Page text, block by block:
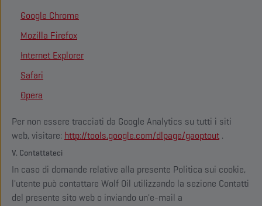
Google Chrome
Mozilla Firefox
Internet Explorer
Safari
Opera
Per non essere tracciati da Google Analytics su tutti i siti
web, visitare: http://tools.google.com/dlpage/gaoptout .
V. Contattateci
In caso di domande relative alla presente Politica sui cookie,
l'utente può contattare Wolf Oil utilizzando la sezione Contatti
del presente sito web o inviando un'e-mail a